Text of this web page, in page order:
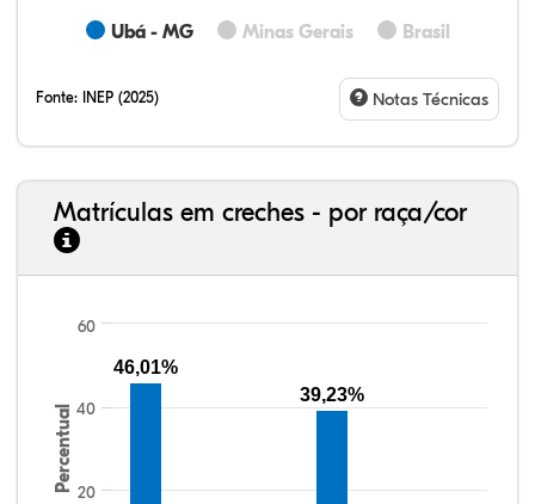
Ubá - MG Minas Gerais Brasil
Fonte: INEP (2025) Notas Técnicas
Matrículas em creches - por raça/cor
Percentual 20
40
60
46,01%
39,23%